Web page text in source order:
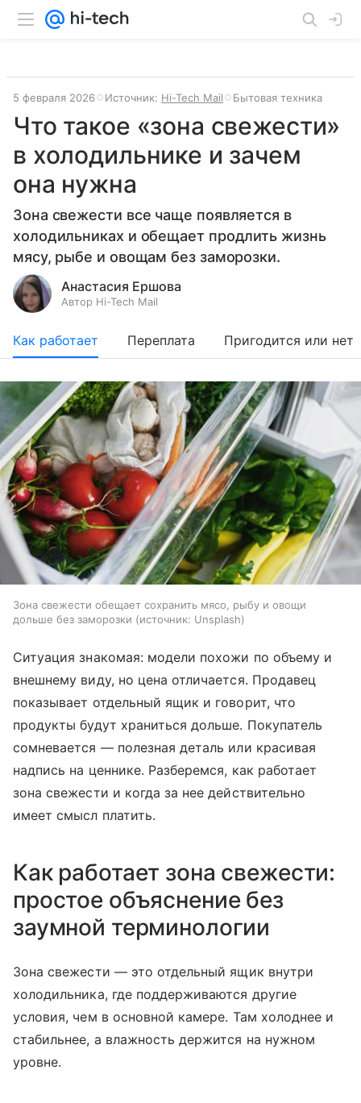
5 февраля 2026 Источник: Hi-Tech Mail Бытовая техника
Что такое «зона свежести»
в холодильнике и зачем
она нужна
Зона свежести все чаще появляется в
холодильниках и обещает продлить жизнь
мясу, рыбе и овощам без заморозки.
Анастасия Ершова
Автор Hi-Tech Mail
Как работает Переплата Пригодится или нет
Зона свежести обещает сохранить мясо, рыбу и овощи
дольше без заморозки
источник: Unsplash
Ситуация знакомая: модели похожи по объему и
внешнему виду, но цена отличается. Продавец
показывает отдельный ящик и говорит, что
продукты будут храниться дольше. Покупатель
сомневается — полезная деталь или красивая
надпись на ценнике. Разберемся, как работает
зона свежести и когда за нее действительно
имеет смысл платить.
Как работает зона свежести:
простое объяснение без
заумной терминологии
Зона свежести — это отдельный ящик внутри
холодильника, где поддерживаются другие
условия, чем в основной камере. Там холоднее и
стабильнее, а влажность держится на нужном
уровне.